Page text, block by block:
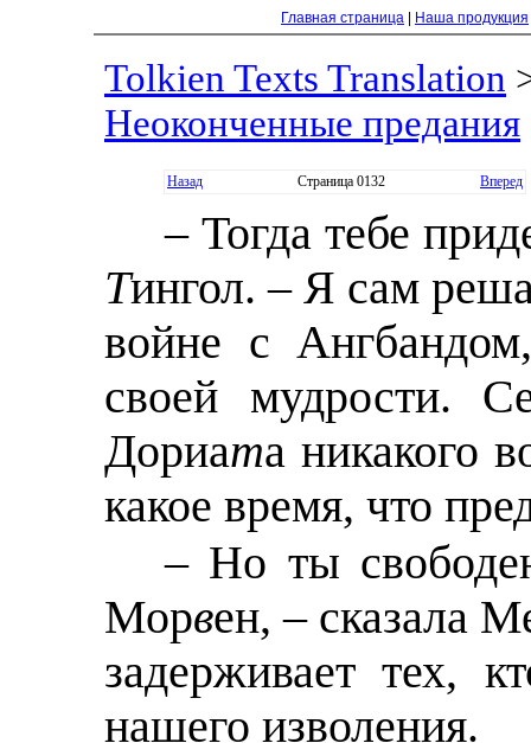
Главная страница Наша продукция
Tolkien Texts Translation
Неоконченные предания
Назад Страница 0132 Вперед
– Тогда тебе
Тингол. – Я сам
войне с
своей мудрости.
Дориата никакого
какое время, что
– Но ты
Морвен, – сказала
задерживает тех,
нашего изволения.